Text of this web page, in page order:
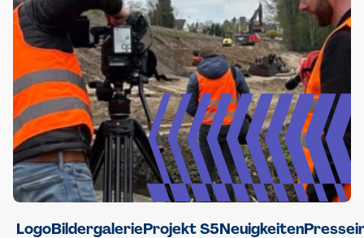
LogoBildergalerieProjekt S5Neuigkeiten